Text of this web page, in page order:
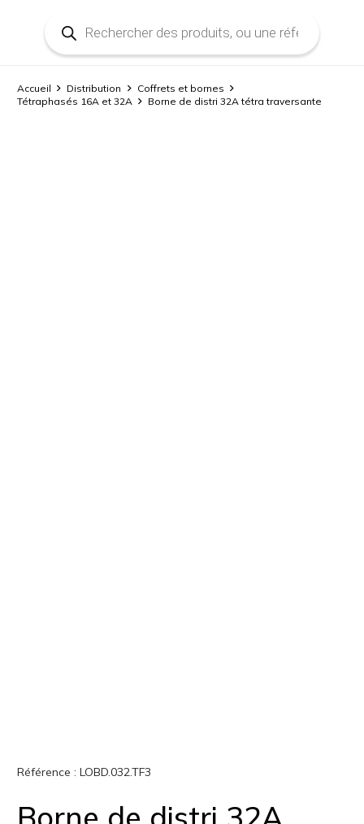
produits
Accueil Distribution
Coffrets et bornes
Tétraphasés 16A et 32A
Borne de distri 32A tétra traversante
Référence : LOBD.032.TF3